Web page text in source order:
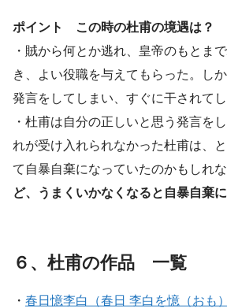
ポイント この時の杜甫の境遇は？
・賊から何とか逃れ、皇帝のもとま
き、よい役職を与えてもらった。し
発言をしてしまい、すぐに干されてし
・杜甫は自分の正しいと思う発言を
れが受け入れられなかった杜甫は、
て自暴自棄になっていたのかもしれな
ど、うまくいかなくなると自暴自棄
６、杜甫の作品 一覧
・ 春日憶李白（春日 李白を憶（おも）